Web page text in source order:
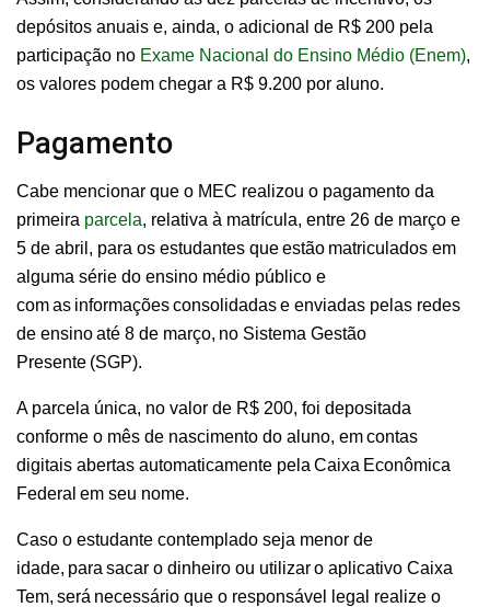
depósitos anuais e, ainda, o adicional de R$ 200 pela
participação no Exame Nacional do Ensino Médio (Enem),
os valores podem chegar a R$ 9.200 por aluno.
Pagamento
Cabe mencionar que o MEC realizou o pagamento da
primeira parcela, relativa à matrícula, entre 26 de março e
5 de abril, para os estudantes que estão matriculados em
alguma série do ensino médio público e
com as informações consolidadas e enviadas pelas redes
de ensino até 8 de março, no Sistema Gestão
Presente (SGP).
A parcela única, no valor de R$ 200, foi depositada
conforme o mês de nascimento do aluno, em contas
digitais abertas automaticamente pela Caixa Econômica
Federal em seu nome.
Caso o estudante contemplado seja menor de
idade, para sacar o dinheiro ou utilizar o aplicativo Caixa
Tem, será necessário que o responsável legal realize o